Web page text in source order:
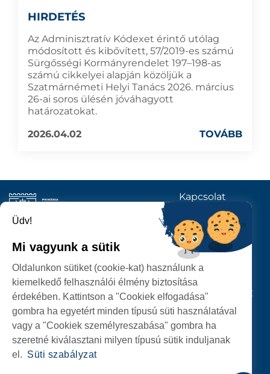
HIRDETÉS
Az Adminisztratív Kódexet érintő utólag
módosított és kibővített, 57/2019-es számú
Sürgősségi Kormányrendelet 197–198-as
számú cikkelyei alapján közöljük a
Szatmárnémeti Helyi Tanács 2026. március
26-ai soros ülésén jóváhagyott
határozatokat.
2026.04.02
TOVÁBB
SZEMÉLYES ADATOK VÉDELME
SZATMÁRNÉMETI
POLGÁRMESTERI HIVATAL
P-ȚA 25 OCTOMBRIE, NR. 1 CORP M, 440026 SATU MARE
Kapcsolat
KÖVESSENEK
Üdv!
Mi vagyunk a sütik
Oldalunkon sütiket (cookie-kat) használunk a
kiemelkedő felhasználói élmény biztosítása
érdekében. Kattintson a "Cookiek elfogadása"
gombra ha egyetért minden típusú süti használatával
vagy a "Cookiek személyreszabása" gombra ha
szeretné kiválasztani milyen típusú sütik induljanak
el. Süti szabályzat